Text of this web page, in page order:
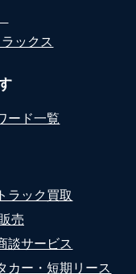
ックス
ード一覧
ラック買取
売
談サービス
カー・短期リース